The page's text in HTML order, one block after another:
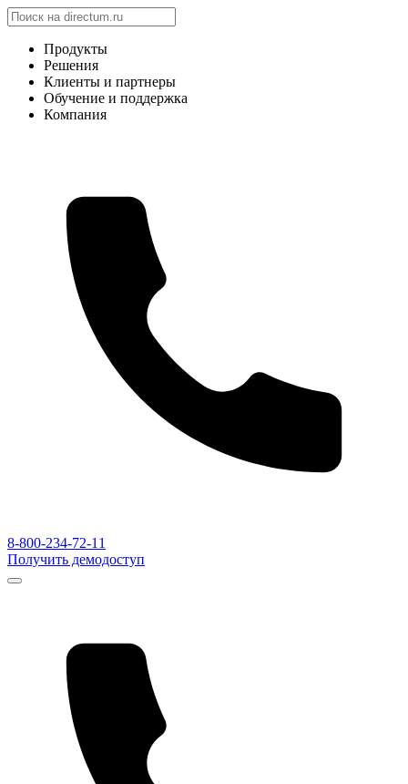
Продукты
Решения
Клиенты и партнеры
Обучение и поддержка
Компания
8-800-234-72-11
Получить демодоступ